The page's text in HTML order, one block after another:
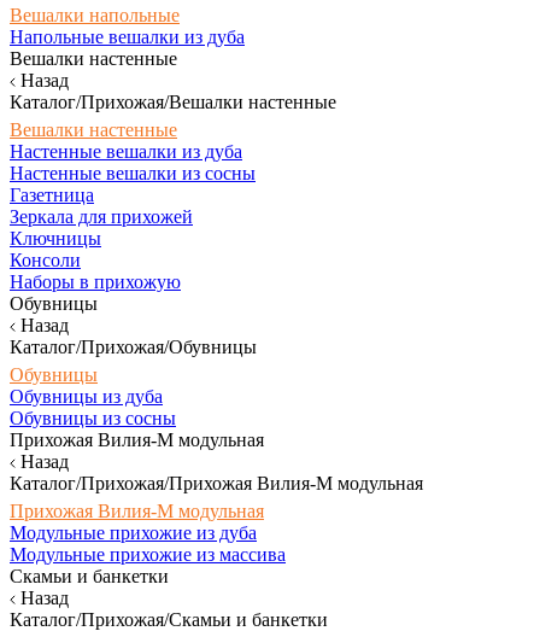
Вешалки напольные
Напольные вешалки из дуба
Вешалки настенные
Назад
Каталог/Прихожая/Вешалки настенные
Вешалки настенные
Настенные вешалки из дуба
Настенные вешалки из сосны
Газетница
Зеркала для прихожей
Ключницы
Консоли
Наборы в прихожую
Обувницы
Назад
Каталог/Прихожая/Обувницы
Обувницы
Обувницы из дуба
Обувницы из сосны
Прихожая Вилия-М модульная
Назад
Каталог/Прихожая/Прихожая Вилия-М модульная
Прихожая Вилия-М модульная
Модульные прихожие из дуба
Модульные прихожие из массива
Скамьи и банкетки
Назад
Каталог/Прихожая/Скамьи и банкетки